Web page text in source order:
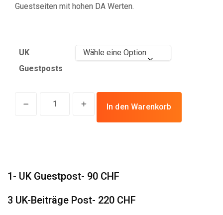
Guestseiten mit hohen DA Werten.
UK
Guestposts
quantity
In den Warenkorb
1- UK Guestpost- 90 CHF
3 UK-Beiträge Post- 220 CHF